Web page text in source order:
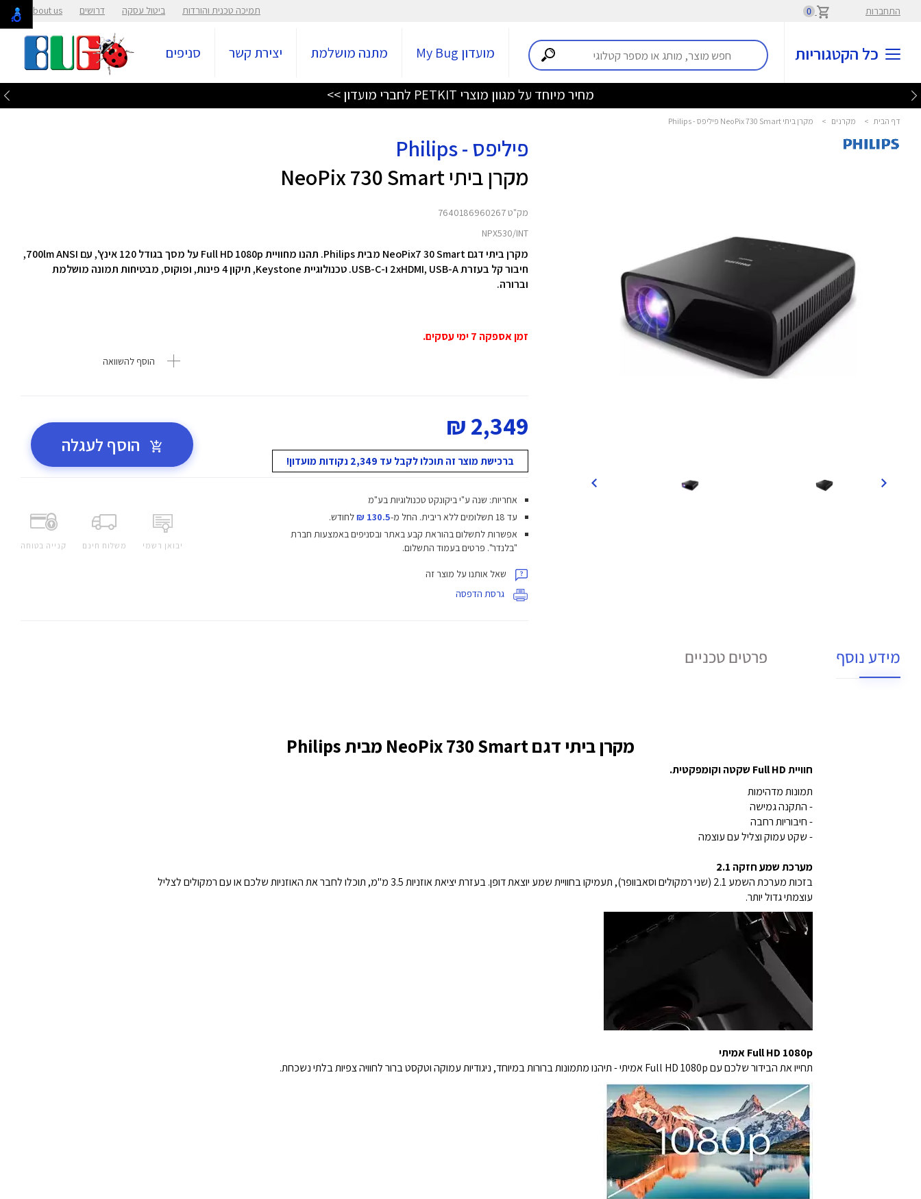
התחברות 0 תמיכה טכנית והורדות ביטול עסקה דרושים About us
כל הקטגוריות מועדון My Bug מתנה מושלמת יצירת קשר סניפים
מחיר מיוחד על מגוון מוצרי PETKIT לחברי מועדון >>
דף הבית > מקרנים > מקרן ביתי NeoPix 730 Smart פיליפס - Philips
פיליפס - Philips
מקרן ביתי NeoPix 730 Smart
מק"ט 7640186960267
NPX530/INT
מקרן ביתי דגם NeoPix7 30 Smart מבית Philips. תהנו מחוויית Full HD 1080p על מסך בגודל 120 אינץ', עם 700lm ANSI,
חיבור קל בעזרת 2xHDMI, USB-A ו-USB-C. טכנולוגיית Keystone, תיקון 4 פינות, ופוקוס, מבטיחות תמונה מושלמת
וברורה.
זמן אספקה 7 ימי עסקים.
הוסף להשוואה
2,349 ₪
ברכישת מוצר זה תוכלו לקבל עד 2,349 נקודות מועדון!
הוסף לעגלה
יבואן רשמי משלוח חינם קנייה בטוחה
אחריות: שנה ע"י ביקונקט טכנולוגיות בע"מ
עד 18 תשלומים ללא ריבית.
החל מ-130.5 ₪
לחודש.
אפשרות לתשלום בהוראת קבע באתר ובסניפים באמצעות חברת
"בלנדר". פרטים בעמוד התשלום.
שאל אותנו על מוצר זה
גרסת הדפסה
מידע נוסף פרטים טכניים
מקרן ביתי דגם NeoPix 730 Smart מבית Philips
חוויית Full HD שקטה וקומפקטית.
תמונות מדהימות
- התקנה גמישה
- חיבוריות רחבה
- שקט עמוק וצליל עם עוצמה
מערכת שמע חזקה 2.1
בזכות מערכת השמע 2.1 (שני רמקולים וסאבוופר), תעמיקו בחוויית שמע יוצאת דופן. בעזרת יציאת אוזניות 3.5 מ"מ, תוכלו לחבר את האוזניות שלכם או עם רמקולים לצליל
עוצמתי גדול יותר.
Full HD 1080p אמיתי
תחייו את הבידור שלכם עם Full HD 1080p אמיתי - תיהנו מתמונות ברורות במיוחד, ניגודיות עמוקה וטקסט ברור לחוויה צפיות בלתי נשכחת.